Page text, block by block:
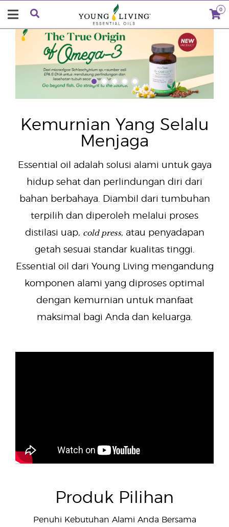
0
Kemurnian Yang Selalu
Menjaga
Essential oil adalah solusi alami untuk gaya
hidup sehat dan perlindungan diri dari
bahan berbahaya. Diambil dari tumbuhan
terpilih dan diperoleh melalui proses
distilasi uap, cold press, atau penyadapan
getah sesuai standar kualitas tinggi.
Essential oil dari Young Living mengandung
komponen alami yang diproses optimal
dengan kemurnian untuk manfaat
maksimal bagi Anda dan keluarga.
Produk Pilihan
Penuhi Kebutuhan Alami Anda Bersama